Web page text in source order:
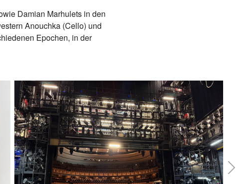
Damian Marhulets in den
Anouchka (Cello) und
Epochen, in der